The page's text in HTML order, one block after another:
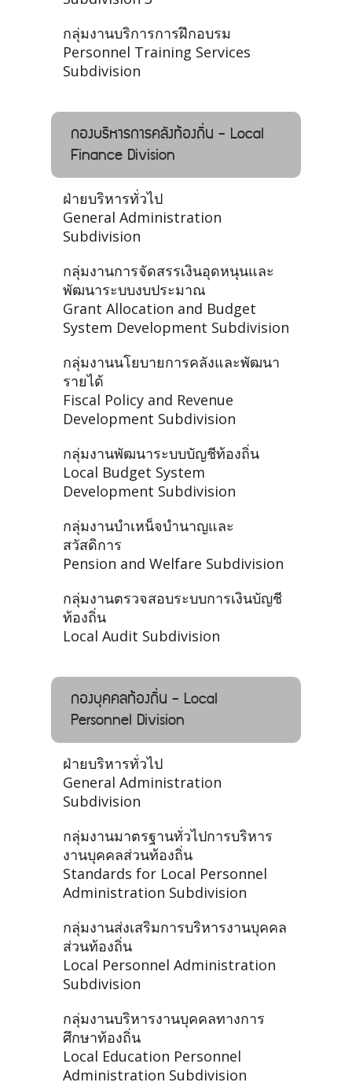
กลุ่มงานบริการการฝึกอบรม
Personnel Training Services
Subdivision
กองบริหารการคลังท้องถิ่น - Local
Finance Division
ฝ่ายบริหารทั่วไป
General Administration
Subdivision
กลุ่มงานการจัดสรรเงินอุดหนุนและ
พัฒนาระบบงบประมาณ
Grant Allocation and Budget
System Development Subdivision
กลุ่มงานนโยบายการคลังและพัฒนา
รายได้
Fiscal Policy and Revenue
Development Subdivision
กลุ่มงานพัฒนาระบบบัญชีท้องถิ่น
Local Budget System
Development Subdivision
กลุ่มงานบำเหน็จบำนาญและ
สวัสดิการ
Pension and Welfare Subdivision
กลุ่มงานตรวจสอบระบบการเงินบัญชี
ท้องถิ่น
Local Audit Subdivision
กองบุคคลท้องถิ่น - Local
Personnel Division
ฝ่ายบริหารทั่วไป
General Administration
Subdivision
กลุ่มงานมาตรฐานทั่วไปการบริหาร
งานบุคคลส่วนท้องถิ่น
Standards for Local Personnel
Administration Subdivision
กลุ่มงานส่งเสริมการบริหารงานบุคคล
ส่วนท้องถิ่น
Local Personnel Administration
Subdivision
กลุ่มงานบริหารงานบุคคลทางการ
ศึกษาท้องถิ่น
Local Education Personnel
Administration Subdivision